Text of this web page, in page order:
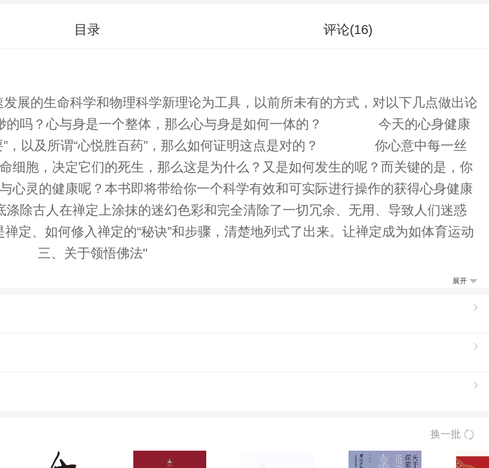
目录 评论(16)
展的生命科学和物理科学新理论为工具，以前所未有的方式，对以下几点做出论
心与身是一个整体，那么心与身是如何一体的？ 今天的心身健康
”，以及所谓“心悦胜百药”，那么如何证明这点是对的？ 你心意中每一丝
细胞，决定它们的死生，那么这是为什么？又是如何发生的呢？而关键的是，你
心灵的健康呢？本书即将带给你一个科学有效和可实际进行操作的获得心身健康
在禅定上涂抹的迷幻色彩和完全清除了一切冗余、无用、导致人们迷惑
定、如何修入禅定的“秘诀”和步骤，清楚地列式了出来。让禅定成为如体育运动
。 三、关于领悟佛法"
展开
换一批